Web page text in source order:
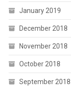
January 2019
December 2018
November 2018
October 2018
September 2018